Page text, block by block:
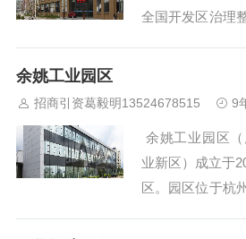
全国开发区治理
服装、电子电器
用...
余姚工业园区
招商引资葛毅明13524678515 9
余姚工业园区
业新区）成立于
区。园区位于杭